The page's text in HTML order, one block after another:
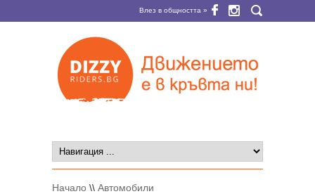
Влез в общността »
Начало \\ Автомобили